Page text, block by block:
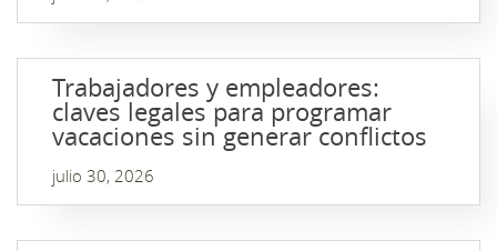
Trabajadores y empleadores:
claves legales para programar
vacaciones sin generar conflictos
julio 30, 2026